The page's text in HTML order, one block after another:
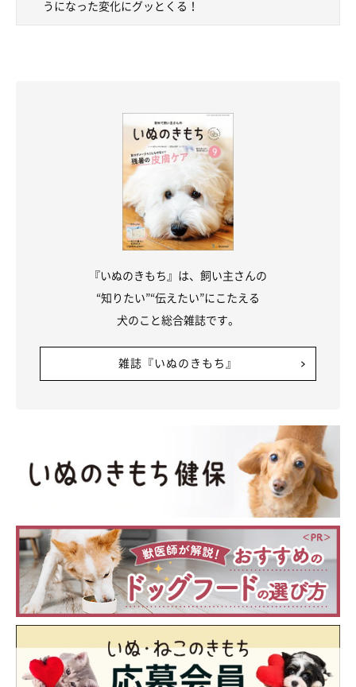
と元気にしています。この状態がなるべく長く続くように健康管
理を頑張りたいのはもちろんですが、一番の目標は『一緒にいら
大好きな人を悲しませたくないというのはわんちゃんも猫ちゃん
も同じだと思うので、最期のときは涙を見せずに、笑顔でみくを
見送ってあげたいんです。まだ考えるのは早いって言われそうで
すが、一番難しいことだと思うので今から心に強く決めていま
「おりこうに待てたご褒美」を期待する元保護
犬 飼い主に控えめにアピールする姿が愛おし
い！
うるうるとした瞳で飼い主さんのことを見つめているのは、
Instagramユーザー@miku._.pomeさんの愛犬・みくちゃん（撮影
期待して、飼い主さんにアピールしていたのだとか！ 撮影エピソ
ードが、なんとも微笑ましいんです。
写真提供・取材協力／@miku._.pomeさん／Instagram
取材・文／雨宮カイ
2025年5月時点の情報であり、現在と異なる場合があります。
うになった変化にグッとくる！
『いぬのきもち』は、飼い主さんの
“知りたい”“伝えたい”にこたえる
犬のこと総合雑誌です。
雑誌『いぬのきもち』